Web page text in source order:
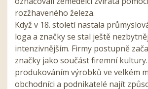
rozžhaveného železa.
Když v 18. století nastala
loga a značky se stal ještě
intenzivnějším. Firmy postupně
značky jako součást firemní kultury.
produkováním výrobků ve velkém
obchodníci a podnikatelé najít